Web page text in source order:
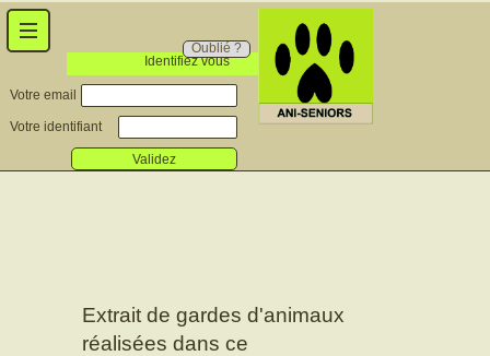
Identifiez vous
Oublié ?
Votre email
Votre identifiant
Validez
Extrait de gardes d'animaux
réalisées dans ce